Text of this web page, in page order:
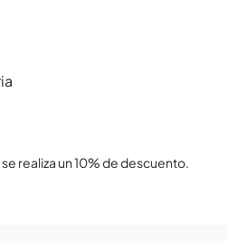
realiza un 10% de descuento.